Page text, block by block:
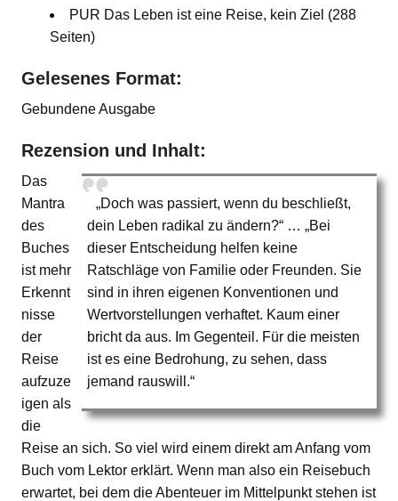
PUR Das Leben ist eine Reise, kein Ziel (288
Seiten)
Gelesenes Format:
Gebundene Ausgabe
Rezension und Inhalt:
„Doch was passiert, wenn du beschließt,
dein Leben radikal zu ändern?“ … „Bei
dieser Entscheidung helfen keine
Ratschläge von Familie oder Freunden. Sie
sind in ihren eigenen Konventionen und
Wertvorstellungen verhaftet. Kaum einer
bricht da aus. Im Gegenteil. Für die meisten
ist es eine Bedrohung, zu sehen, dass
jemand rauswill.“
Das
Mantra
des
Buches
ist mehr
Erkennt
nisse
der
Reise
aufzuze
igen als
die
Reise an sich. So viel wird einem direkt am Anfang vom
Buch vom Lektor erklärt. Wenn man also ein Reisebuch
erwartet, bei dem die Abenteuer im Mittelpunkt stehen ist